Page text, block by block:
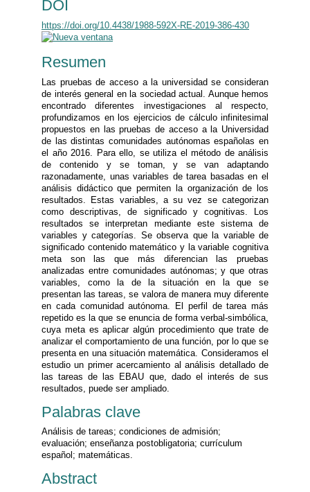
DOI
https://doi.org/10.4438/1988-592X-RE-2019-386-430
Resumen
Las pruebas de acceso a la universidad se consideran
de interés general en la sociedad actual. Aunque hemos
encontrado diferentes investigaciones al respecto,
profundizamos en los ejercicios de cálculo infinitesimal
propuestos en las pruebas de acceso a la Universidad
de las distintas comunidades autónomas españolas en
el año 2016. Para ello, se utiliza el método de análisis
de contenido y se toman, y se van adaptando
razonadamente, unas variables de tarea basadas en el
análisis didáctico que permiten la organización de los
resultados. Estas variables, a su vez se categorizan
como descriptivas, de significado y cognitivas. Los
resultados se interpretan mediante este sistema de
variables y categorías. Se observa que la variable de
significado contenido matemático y la variable cognitiva
meta son las que más diferencian las pruebas
analizadas entre comunidades autónomas; y que otras
variables, como la de la situación en la que se
presentan las tareas, se valora de manera muy diferente
en cada comunidad autónoma. El perfil de tarea más
repetido es la que se enuncia de forma verbal-simbólica,
cuya meta es aplicar algún procedimiento que trate de
analizar el comportamiento de una función, por lo que se
presenta en una situación matemática. Consideramos el
estudio un primer acercamiento al análisis detallado de
las tareas de las EBAU que, dado el interés de sus
resultados, puede ser ampliado.
Palabras clave
Análisis de tareas; condiciones de admisión;
evaluación; enseñanza postobligatoria; currículum
español; matemáticas.
Abstract